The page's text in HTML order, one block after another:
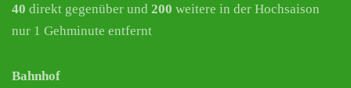
40 direkt gegenüber und 200 weitere in der Hochsaison
nur 1 Gehminute entfernt
Bahnhof